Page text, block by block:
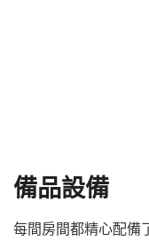
備品設備
每間房間都精心配備